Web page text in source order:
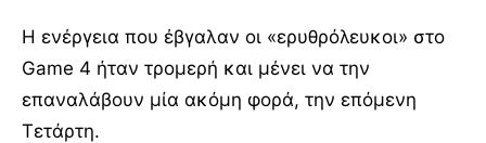
Η ενέργεια που έβγαλαν οι «ερυθρόλευκοι» στο
Game 4 ήταν τρομερή και μένει να την
επαναλάβουν μία ακόμη φορά, την επόμενη
Τετάρτη.